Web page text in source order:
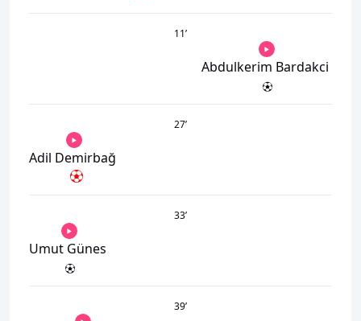
11’
Abdulkerim Bardakci
27’
Adil Demirbağ
33’
Umut Günes
39’